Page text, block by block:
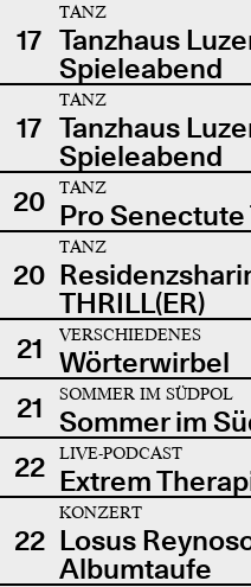
17
TANZ
Tanzhaus
Spieleabend
17
TANZ
Tanzhaus
Spieleabend
20
TANZ
Pro
20
TANZ
THRILL(ER)
21
VERSCHIEDENES
Wörterwirbel
21
SOMMER IM SÜDPOL
Sommer im
22
LIVE-PODCAST
Extrem
22
KONZERT
Losus
Albumtaufe